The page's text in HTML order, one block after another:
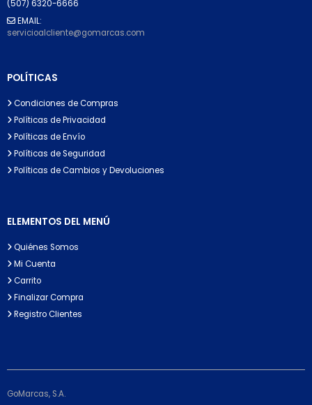
(507) 6320-6666
EMAIL:
servicioalcliente@gomarcas.com
POLÍTICAS
Condiciones de Compras
Políticas de Privacidad
Políticas de Envío
Políticas de Seguridad
Políticas de Cambios y Devoluciones
ELEMENTOS DEL MENÚ
Quiénes Somos
Mi Cuenta
Carrito
Finalizar Compra
Registro Clientes
GoMarcas, S.A.